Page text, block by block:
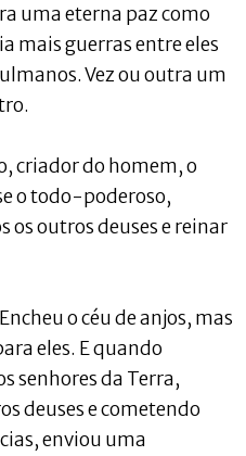
uma eterna paz como
mais guerras entre eles
Vez ou outra um
criador do homem, o
o todo-poderoso,
os outros deuses e reinar
o céu de anjos, mas
eles. E quando
senhores da Terra,
deuses e cometendo
enviou uma